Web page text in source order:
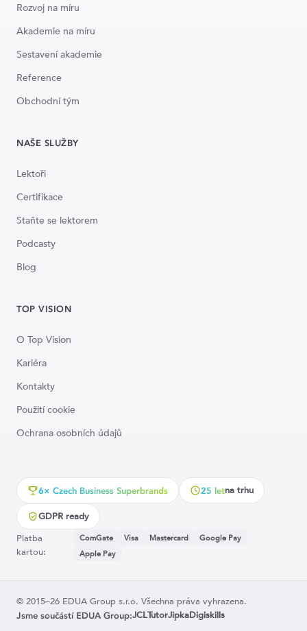
Rozvoj na míru
Akademie na míru
Sestavení akademie
Reference
Obchodní tým
NAŠE SLUŽBY
Lektoři
Certifikace
Staňte se lektorem
Podcasty
Blog
TOP VISION
O Top Vision
Kariéra
Kontakty
Použití cookie
Ochrana osobních údajů
6× Czech Business Superbrands 25 letna trhu
GDPR ready
Platba
kartou:
ComGate Visa Mastercard
Google Pay
Apple Pay
© 2015–26 EDUA Group s.r.o. Všechna práva vyhrazena.
Jsme součástí EDUA Group:JCLTutorJipkaDigiskills